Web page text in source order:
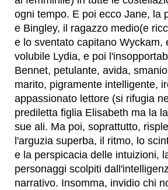
ogni tempo. E poi ecco Jane, la
e Bingley, il ragazzo medio(e
e lo sventato capitano Wyckam,
volubile Lydia, e poi
Bennet, petulante, avida,
marito, pigramente intelligente,
appassionato lettore (si rifugia
prediletta figlia Elisabeth ma la
sue ali. Ma poi, soprattutto,
l'arguzia superba, il ritmo, lo
e la perspicacia delle intuizioni,
personaggi scolpiti
narrativo. Insomma, invidio chi